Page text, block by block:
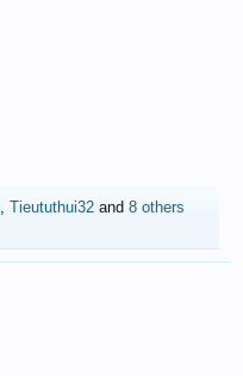
, Tieututhui32 and 8 others